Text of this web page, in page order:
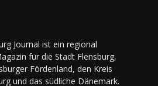
Journal ist ein regional
für die Stadt Flensburg,
Fördenland, den Kreis
und das südliche Dänemark.